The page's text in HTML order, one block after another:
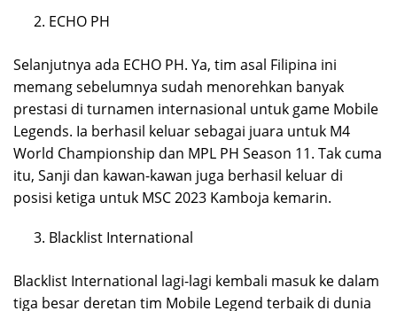
ECHO PH
Selanjutnya ada ECHO PH. Ya, tim asal Filipina ini
memang sebelumnya sudah menorehkan banyak
prestasi di turnamen internasional untuk game Mobile
Legends. Ia berhasil keluar sebagai juara untuk M4
World Championship dan MPL PH Season 11. Tak cuma
itu, Sanji dan kawan-kawan juga berhasil keluar di
posisi ketiga untuk MSC 2023 Kamboja kemarin.
Blacklist International
Blacklist International lagi-lagi kembali masuk ke dalam
tiga besar deretan tim Mobile Legend terbaik di dunia